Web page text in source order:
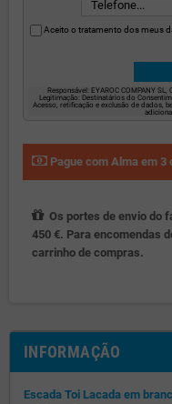
Aceito o tratamento dos meus
Responsável: EYAROC COMPANY
Legitimação: Destinatários do
Acesso, retificação e exclusão de dados,
Pague com Alma em 3
Os portes de envio do
450 €. Para encomendas
carrinho de compras.
INFORMAÇÃO
Escada Toi Lacada em